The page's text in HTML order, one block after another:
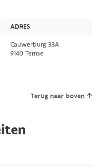
ADRES
Cauwerburg 33A
9140 Temse
Terug naar boven